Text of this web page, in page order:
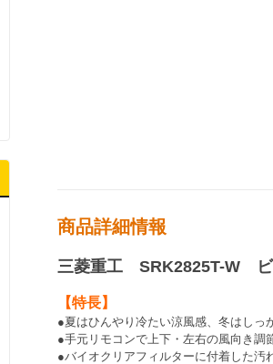
商品詳細情報
三菱重工 SRK2825T-W
【特長】
●夏はひんやり冷たい涼風感、冬はしっ
●手元リモコンで上下・左右の風向き調
●バイオクリアフィルターに付着した汚